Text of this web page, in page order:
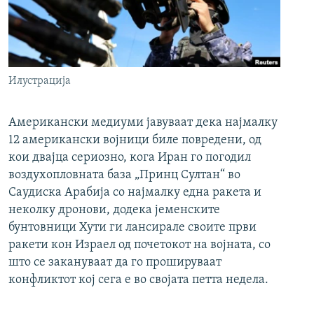
Илустрација
Американски медиуми јавуваат дека најмалку
12 американски војници биле повредени, од
кои двајца сериозно, кога Иран го погодил
воздухопловната база „Принц Султан“ во
Саудиска Арабија со најмалку една ракета и
неколку дронови, додека јеменските
бунтовници Хути ги лансирале своите први
ракети кон Израел од почетокот на војната, со
што се закануваат да го прошируваат
конфликтот кој сега е во својата петта недела.